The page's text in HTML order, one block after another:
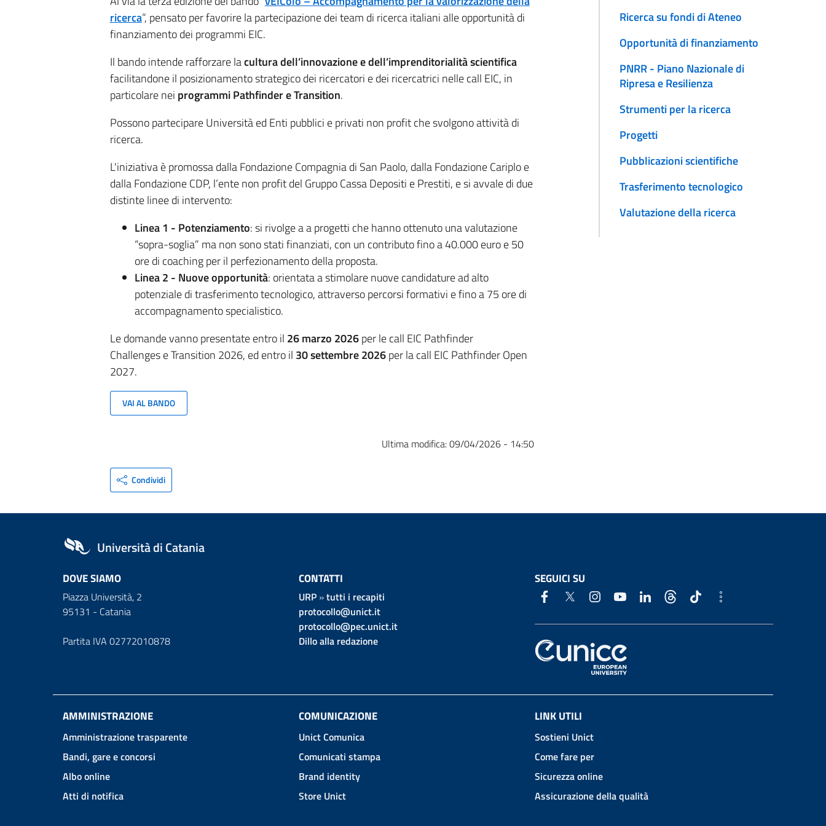
ricerca”, pensato per favorire la partecipazione dei team di ricerca italiani alle opportunità di
finanziamento dei programmi EIC.
Il bando intende rafforzare lacultura dell’innovazione e dell’imprenditorialità scientifica
facilitandone il posizionamento strategico dei ricercatori e dei ricercatrici nelle call EIC, in
particolare nei programmi Pathfinder e Transition.
Possono partecipare Università ed Enti pubblici e privati non profit che svolgono attività di
ricerca.
L'iniziativa è promossa dalla Fondazione Compagnia di San Paolo, dalla Fondazione Cariplo e
dalla Fondazione CDP, l’ente non profit del Gruppo Cassa Depositi e Prestiti, e si avvale di due
distinte linee di intervento:
Linea 1 - Potenziamento: si rivolge a a progetti che hanno ottenuto una valutazione
“sopra-soglia” ma non sono stati finanziati, con un contributo fino a 40.000 euro e 50
ore di coaching per il perfezionamento della proposta.
Linea 2 - Nuove opportunità: orientata a stimolare nuove candidature ad alto
potenziale di trasferimento tecnologico, attraverso percorsi formativi e fino a 75 ore di
accompagnamento specialistico.
Le domande vanno presentate entro il 26 marzo 2026per le call EIC Pathfinder
Challenges e Transition 2026, ed entro il 30 settembre 2026per la call EIC Pathfinder Open
2027.
VAI AL BANDO
Ultima modifica:09/04/2026 - 14:50
Condividi
Ricerca su fondi di Ateneo
Opportunità di finanziamento
PNRR - Piano Nazionale di
Ripresa e Resilienza
Strumenti per la ricerca
Progetti
Pubblicazioni scientifiche
Trasferimento tecnologico
Valutazione della ricerca
Università di Catania
DOVE SIAMO
Piazza Università, 2
95131 - Catania
Partita IVA 02772010878
CONTATTI
URP»tutti i recapiti
protocollo@unict.it
protocollo@pec.unict.it
Dillo alla redazione
SEGUICI SU
AMMINISTRAZIONE
Amministrazione trasparente
Bandi, gare e concorsi
Albo online
Atti di notifica
COMUNICAZIONE
Unict Comunica
Comunicati stampa
Brand identity
Store Unict
LINK UTILI
Sostieni Unict
Come fare per
Sicurezza online
Assicurazione della qualità